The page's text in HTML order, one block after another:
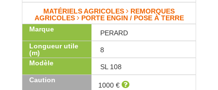
MATÉRIELS AGRICOLES
REMORQUES
AGRICOLES PORTE ENGIN / POSE À TERRE
Marque
PERARD
Longueur utile
(m)
8
Modèle
SL 108
Caution
1000 €